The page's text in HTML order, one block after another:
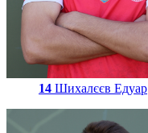
14 Шихалєєв Едуар